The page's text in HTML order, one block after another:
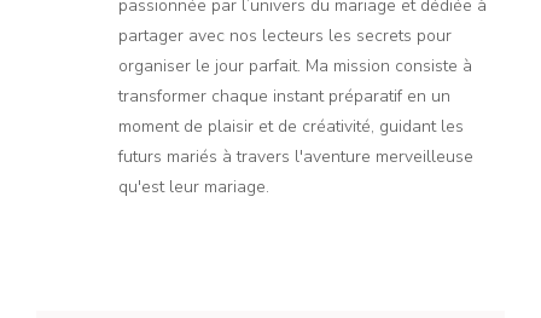
passionnée par l’univers du mariage et dédiée à
partager avec nos lecteurs les secrets pour
organiser le jour parfait. Ma mission consiste à
transformer chaque instant préparatif en un
moment de plaisir et de créativité, guidant les
futurs mariés à travers l'aventure merveilleuse
qu'est leur mariage.